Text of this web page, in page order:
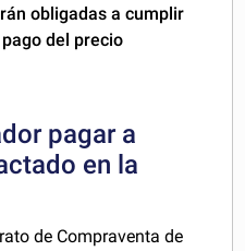
obligadas a cumplir
del precio
pagar a
en la
de Compraventa de